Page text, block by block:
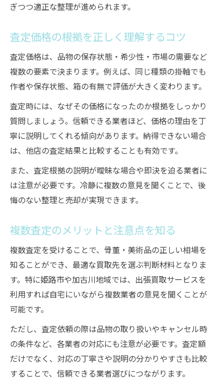
ぎつつ適正な整理が進められます。
査定価格の根拠を正しく理解するコツ
査定価格は、品物の保存状態・希少性・市場の需要など
複数の要素で決まります。例えば、同じ種類の掛軸でも
作者や保存状態、箱の有無で評価が大きく変わります。
査定時には、なぜその価格になったのか根拠をしっかり
質問しましょう。信頼できる業者ほど、価格の理由を丁
寧に説明してくれる傾向があります。納得できない場合
は、他店の査定結果と比較することも有効です。
また、査定根拠の説明が曖昧な場合や即決を迫る業者に
は注意が必要です。冷静に複数の意見を聞くことで、後
悔のない整理と売却が実現できます。
複数査定のメリットと注意点を知る
複数査定を受けることで、骨董・美術品の正しい相場を
知ることができ、最適な買取先を選ぶ判断材料となりま
す。特に姫路市や加古川地域では、出張買取サービスを
利用すれば自宅にいながら複数業者の意見を聞くことが
可能です。
ただし、査定依頼の際は品物の取り扱いやキャンセル時
の条件など、各業者の対応にも注意が必要です。査定額
だけでなく、対応の丁寧さや説明の分かりやすさも比較
することで、信頼できる業者選びにつながります。